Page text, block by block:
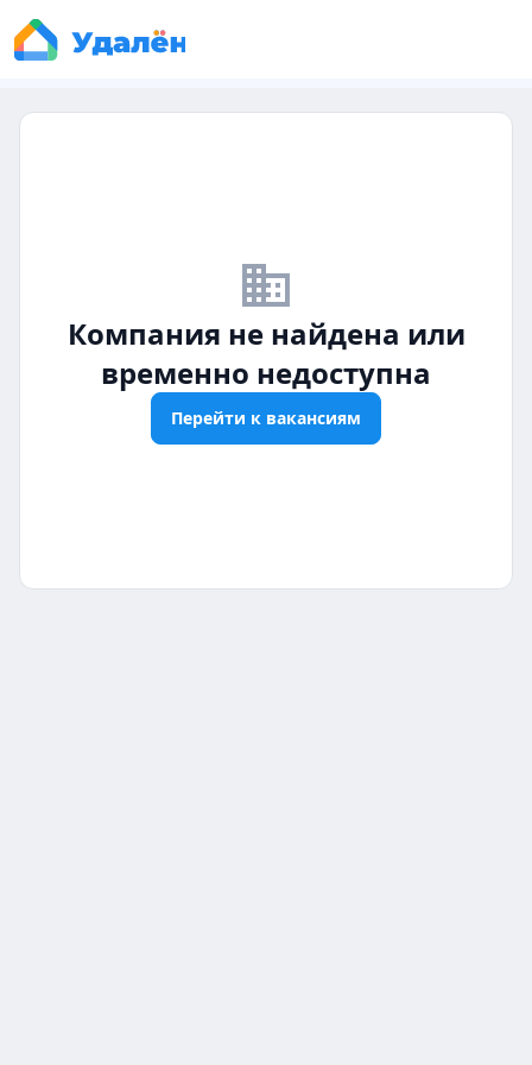
business_off
Компания не найдена или
временно недоступна
Перейти к вакансиям